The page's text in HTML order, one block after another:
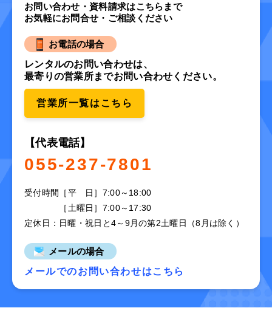
お問い合わせ・資料請求はこちらまで
お気軽にお問合せ・ご相談ください
お電話の場合
レンタルのお問い合わせは、
最寄りの営業所までお問い合わせください。
営業所一覧はこちら
【代表電話】
055-237-7801
受付時間
［平 日］7:00～18:00
［土曜日］7:00～17:30
定休日：日曜・祝日と4～9月の第2土曜日（8月は除く）
メールの場合
メールでのお問い合わせはこちら